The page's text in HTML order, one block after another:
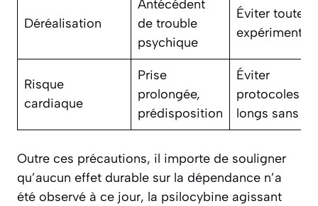
Déréalisation
Antécédent
de trouble
psychique
Éviter toute
Risque
cardiaque
Prise
prolongée,
prédisposition
Éviter
protocoles
longs sans
Outre ces précautions, il importe de souligner
qu’aucun effet durable sur la dépendance n’a
été observé à ce jour, la psilocybine agissant